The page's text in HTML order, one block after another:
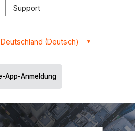
Support
(Deutsch)
App-Anmeldung